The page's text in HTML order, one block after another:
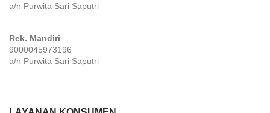
a/n Purwita Sari Saputri
Rek. Mandiri
9000045973196
a/n Purwita Sari Saputri